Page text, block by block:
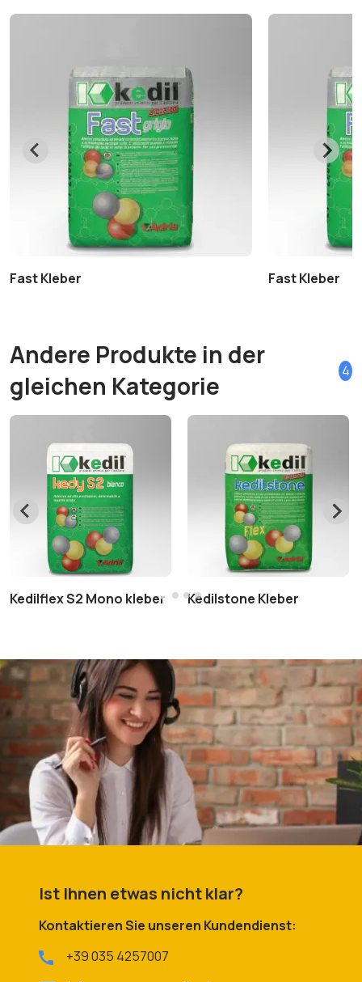
Fast Kleber Fast Kleber
Andere Produkte in der
gleichen Kategorie
4
Kedilflex S2 Mono kleber Kedilstone Kleber
Ist Ihnen etwas nicht klar?
Kontaktieren Sie unseren Kundendienst:
+39 035 4257007